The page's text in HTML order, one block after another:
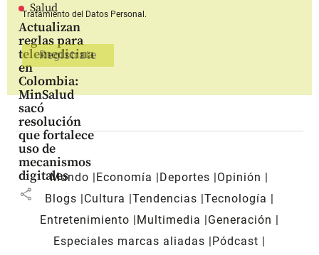
Salud
Actualizan
reglas para
telemedicina
en
Colombia:
MinSalud
sacó
resolución
que fortalece
uso de
mecanismos
digitales
share
Tratamiento del Datos Personal.
Mundo Economía Deportes
Opinión
Blogs
Cultura Tendencias Tecnología
Entretenimiento
Multimedia
Generación
Especiales marcas aliadas
Pódcast